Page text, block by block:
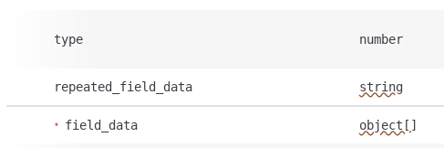
type number
repeated_field_data string
field_data object[]